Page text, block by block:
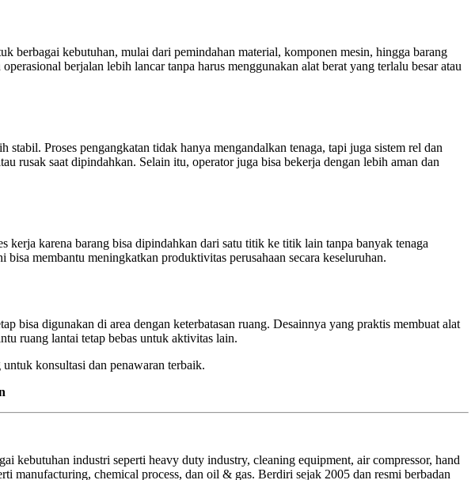
berbagai kebutuhan, mulai dari pemindahan material, komponen mesin, hingga barang
berjalan lebih lancar tanpa harus menggunakan alat berat yang terlalu besar atau
Proses pengangkatan tidak hanya mengandalkan tenaga, tapi juga sistem rel dan
rusak saat dipindahkan. Selain itu, operator juga bisa bekerja dengan lebih aman dan
kerja karena barang bisa dipindahkan dari satu titik ke titik lain tanpa banyak tenaga
membantu meningkatkan produktivitas perusahaan secara keseluruhan.
bisa digunakan di area dengan keterbatasan ruang. Desainnya yang praktis membuat alat
ruang lantai tetap bebas untuk aktivitas lain.
konsultasi dan penawaran terbaik.
kebutuhan industri seperti heavy duty industry, cleaning equipment, air compressor, hand
manufacturing, chemical process, dan oil & gas. Berdiri sejak 2005 dan resmi berbadan